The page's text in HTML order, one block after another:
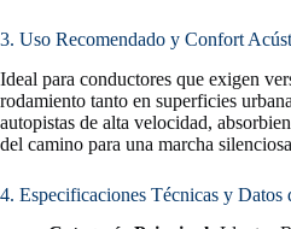
3. Uso Recomendado y Confort
Ideal para conductores que exigen
rodamiento tanto en superficies
autopistas de alta velocidad,
del camino para una marcha
4. Especificaciones Técnicas y Datos